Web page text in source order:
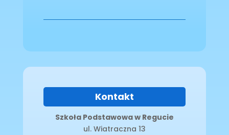
Kontakt
Szkoła Podstawowa w Regucie
ul. Wiatraczna 13